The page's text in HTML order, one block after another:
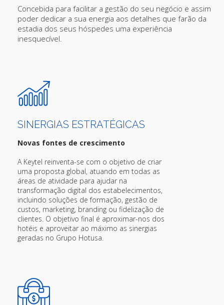
Concebida para facilitar a gestão do seu negócio e assim
poder dedicar a sua energia aos detalhes que farão da
estadia dos seus hóspedes uma experiência
inesquecível.
SINERGIAS ESTRATÉGICAS
Novas fontes de crescimento
A Keytel reinventa-se com o objetivo de criar
uma proposta global, atuando em todas as
áreas de atividade para ajudar na
transformação digital dos estabelecimentos,
incluindo soluções de formação, gestão de
custos, marketing, branding ou fidelização de
clientes. O objetivo final é aproximar-nos dos
hotéis e aproveitar ao máximo as sinergias
geradas no Grupo Hotusa.